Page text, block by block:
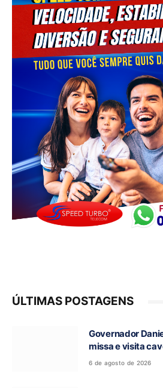
ÚLTIMAS POSTAGENS
Governador
missa e visita
Romaria do Bom
6 de agosto de 2026